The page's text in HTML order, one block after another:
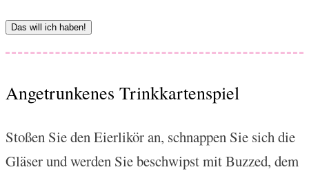
Das will ich haben!
Angetrunkenes Trinkkartenspiel
Stoßen Sie den Eierlikör an, schnappen Sie sich die
Gläser und werden Sie beschwipst mit Buzzed, dem